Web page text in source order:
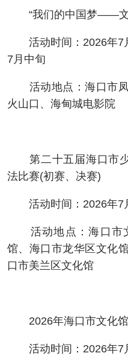
“我们的中国梦——文
活动时间：2026年7
7月中旬
活动地点：海口市凤
火山口、海甸城电影院
第二十五届海口市少
法比赛(初赛、决赛)
活动时间：2026年7
活动地点：海口市
馆、海口市龙华区文化
口市美兰区文化馆
2026年海口市文化馆
活动时间：2026年7